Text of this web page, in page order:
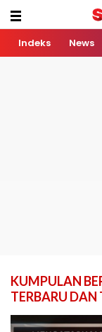
Indeks News
KUMPULAN
TERBARU DAN